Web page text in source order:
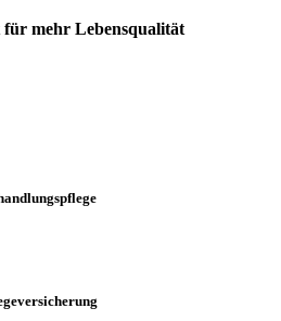
mehr Lebensqualität